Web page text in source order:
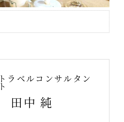
トラベルコンサルタン
ト
田中 純